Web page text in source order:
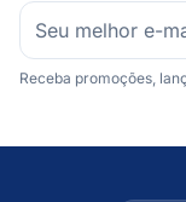
Receba promoções,